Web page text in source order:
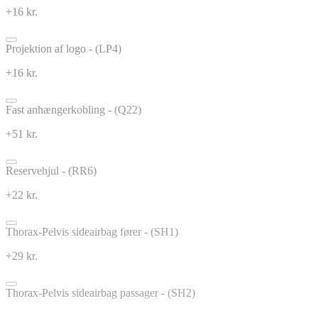
+16 kr.
Projektion af logo - (LP4)
+16 kr.
Fast anhængerkobling - (Q22)
+51 kr.
Reservehjul - (RR6)
+22 kr.
Thorax-Pelvis sideairbag fører - (SH1)
+29 kr.
Thorax-Pelvis sideairbag passager - (SH2)